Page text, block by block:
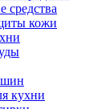
средства
кожи
кухни